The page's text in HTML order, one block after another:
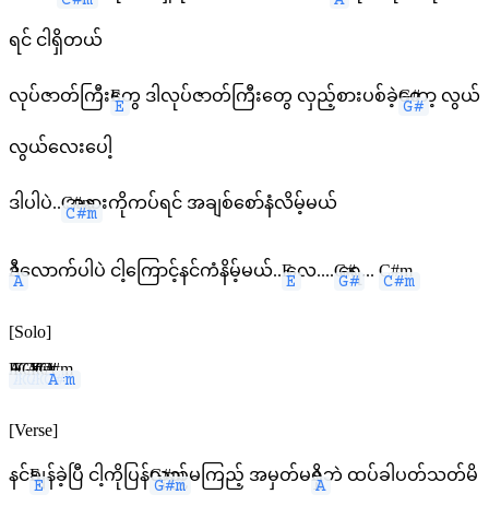
ရင် ငါရှိတယ်
လုပ်ဇာတ်ကြီးE
တွေ ဒါလုပ်ဇာတ်ကြီးတွေ လှည့်စားပစ်ခဲ့G#
တော့ လွယ်
လွယ်လေးပေါ့
ဒါပါပဲ..C#m
အနားကိုကပ်ရင် အချစ်စော်နံလိမ့်မယ်
A
ဒီလောက်ပါပဲ ငါ့ကြောင့်နင်ကံနိမ့်မယ်..E
လေ....G#
ရေ... C#m
[Solo]
E
A
EG#
C#m
A
EG#
C#m
A
[Verse]
နင်E
ချန်ခဲ့ပြီ ငါ့ကိုပြန်G#m
လှည့်မကြည့် အမှတ်မA
ရှိဘဲ ထပ်ခါပတ်သတ်မိ